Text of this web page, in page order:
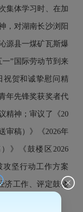
集体学习时、在加
，对湖南长沙浏阳
源县一煤矿瓦斯爆
”国际劳动节到来
祝贺和诚挚慰问精
年先锋奖获奖者代
精神；审议了《20
审稿）》《2026年
》《鼓楼区2026
攻坚行动工作方案
济工作、评定鼓楼